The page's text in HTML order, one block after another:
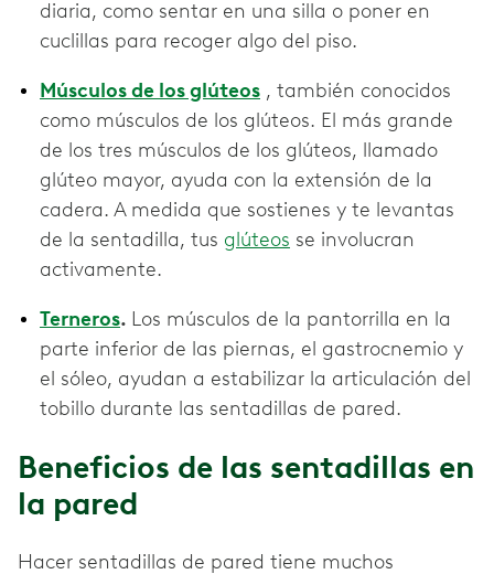
diaria, como sentar en una silla o poner en
cuclillas para recoger algo del piso.
Músculos de los glúteos , también conocidos
como músculos de los glúteos. El más grande
de los tres músculos de los glúteos, llamado
glúteo mayor, ayuda con la extensión de la
cadera. A medida que sostienes y te levantas
de la sentadilla, tus glúteos se involucran
activamente.
Terneros. Los músculos de la pantorrilla en la
parte inferior de las piernas, el gastrocnemio y
el sóleo, ayudan a estabilizar la articulación del
tobillo durante las sentadillas de pared.
Beneficios de las sentadillas en
la pared
Hacer sentadillas de pared tiene muchos